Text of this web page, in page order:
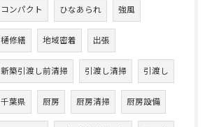
コンパクト ひなあられ 強風
樋修繕 地域密着 出張
新築引渡し前清掃 引渡し清掃 引渡し
千葉県 厨房 厨房清掃 厨房設備